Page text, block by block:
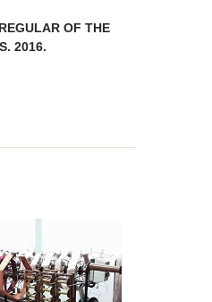
OF THE
2016.